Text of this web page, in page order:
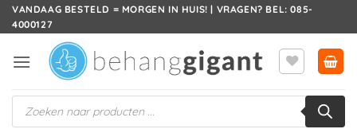
Ga
naar
VANDAAG BESTELD = MORGEN IN HUIS! | VRAGEN? BEL: 085-
4000127
Producten
zoeken